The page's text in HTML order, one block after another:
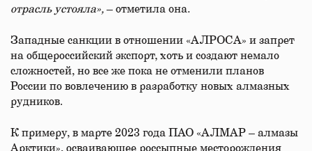
отрасль устояла», – отметила она.
Западные санкции в отношении «АЛРОСА» и запрет
на общероссийский экспорт, хоть и создают немало
сложностей, но все же пока не отменили планов
России по вовлечению в разработку новых алмазных
рудников.
К примеру, в марте 2023 года ПАО «АЛМАР – алмазы
Арктики», осваивающее россыпные месторождения